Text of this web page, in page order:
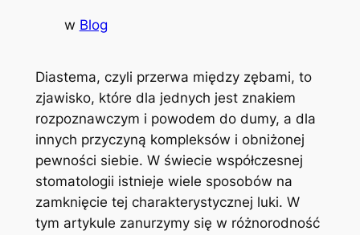
w Blog
Diastema, ⁢czyli ‍przerwa między zębami, ‍to​
zjawisko,⁣ które dla jednych jest znakiem
⁤rozpoznawczym i powodem ‍do ⁤dumy, a dla
innych przyczyną kompleksów⁤ i ⁤obniżonej
pewności siebie. W świecie ⁢współczesnej
⁤stomatologii istnieje wiele ‍sposobów na
‌zamknięcie tej charakterystycznej luki. ⁢W ​
tym artykule zanurzymy się ⁣w różnorodność